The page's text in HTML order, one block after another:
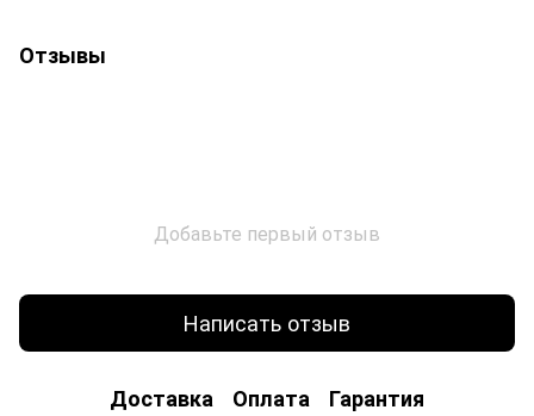
Отзывы
Добавьте первый отзыв
Написать отзыв
Доставка Оплата Гарантия